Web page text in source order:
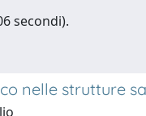
secondi).
nelle strutture